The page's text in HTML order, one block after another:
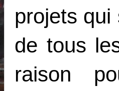
projets qui
de tous
raison